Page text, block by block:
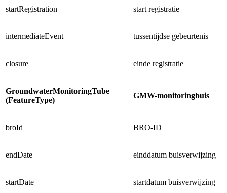
startRegistration start registratie
intermediateEvent tussentijdse gebeurtenis
closure einde registratie
GroundwaterMonitoringTube
(FeatureType)
GMW-monitoringbuis
broId BRO-ID
endDate einddatum buisverwijzing
startDate startdatum buisverwijzing